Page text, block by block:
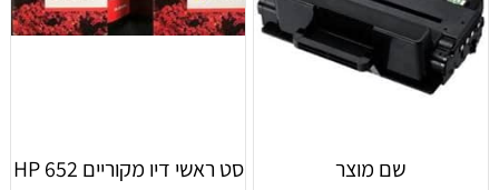
שם מוצר סט ראשי דיו מקוריים HP 652